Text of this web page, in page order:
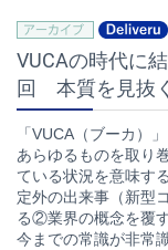
VUCAの時代に
回 本質を見抜
「VUCA（ブーカ）
あらゆるものを取り
ている状況を意味す
定外の出来事（新型
る②業界の概念を覆
今までの常識が非常